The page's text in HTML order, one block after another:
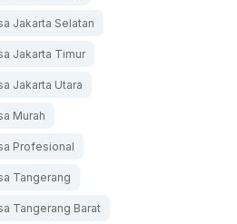
Jakarta Selatan
Jakarta Timur
Jakarta Utara
Murah
Profesional
Tangerang
Tangerang Barat